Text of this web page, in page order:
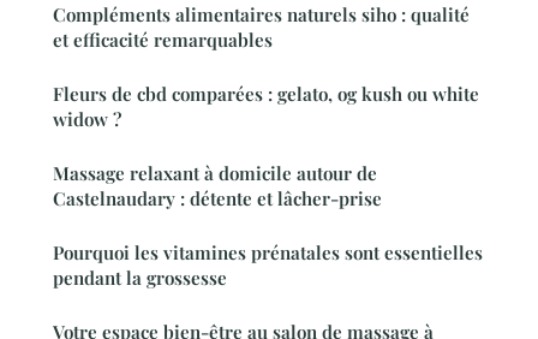
Compléments alimentaires naturels siho : qualité
et efficacité remarquables
Fleurs de cbd comparées : gelato, og kush ou white
widow ?
Massage relaxant à domicile autour de
Castelnaudary : détente et lâcher-prise
Pourquoi les vitamines prénatales sont essentielles
pendant la grossesse
Votre espace bien-être au salon de massage à